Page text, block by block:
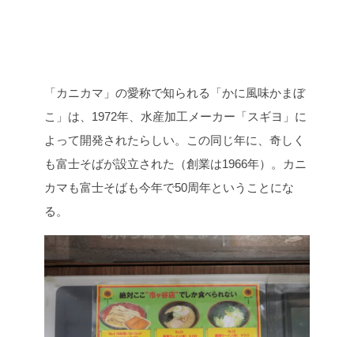
「カニカマ」の愛称で知られる「かに風味かまぼ
こ」は、1972年、水産加工メーカー「スギヨ」に
よって開発されたらしい。この同じ年に、奇しく
も富士そばが設立された（創業は1966年）。カニ
カマも富士そばも今年で50周年ということにな
る。